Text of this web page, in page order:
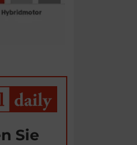
Sie